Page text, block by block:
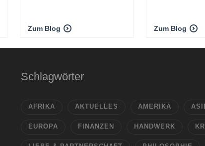
Zum Blog Zum Blog
Schlagwörter
AFRIKA AKTUELLES AMERIKA
EUROPA FINANZEN HANDWERK